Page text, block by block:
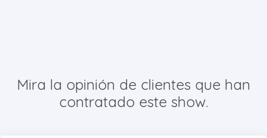
Mira la opinión de clientes que han
contratado este show.